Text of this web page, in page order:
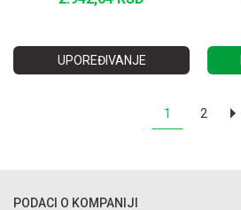
UPOREĐIVANJE
1 2
PODACI O KOMPANIJI